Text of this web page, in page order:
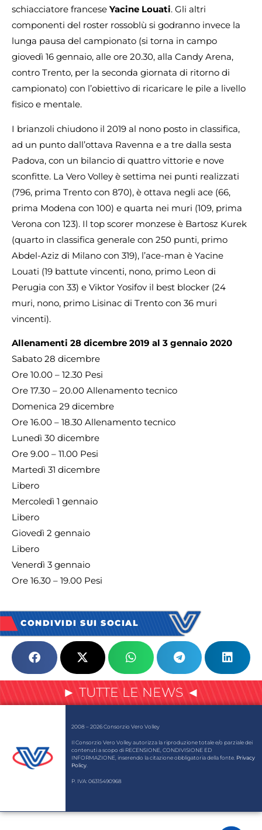
schiacciatore francese Yacine Louati. Gli altri
componenti del roster rossoblù si godranno invece la
lunga pausa del campionato (si torna in campo
giovedì 16 gennaio, alle ore 20.30, alla Candy Arena,
contro Trento, per la seconda giornata di ritorno di
campionato) con l’obiettivo di ricaricare le pile a livello
fisico e mentale.
I brianzoli chiudono il 2019 al nono posto in classifica,
ad un punto dall’ottava Ravenna e a tre dalla sesta
Padova, con un bilancio di quattro vittorie e nove
sconfitte. La Vero Volley è settima nei punti realizzati
(796, prima Trento con 870), è ottava negli ace (66,
prima Modena con 100) e quarta nei muri (109, prima
Verona con 123). Il top scorer monzese è Bartosz Kurek
(quarto in classifica generale con 250 punti, primo
Abdel-Aziz di Milano con 319), l’ace-man è Yacine
Louati (19 battute vincenti, nono, primo Leon di
Perugia con 33) e Viktor Yosifov il best blocker (24
muri, nono, primo Lisinac di Trento con 36 muri
vincenti).
Allenamenti 28 dicembre 2019 al 3 gennaio 2020
Sabato 28 dicembre
Ore 10.00 – 12.30 Pesi
Ore 17.30 – 20.00 Allenamento tecnico
Domenica 29 dicembre
Ore 16.00 – 18.30 Allenamento tecnico
Lunedì 30 dicembre
Ore 9.00 – 11.00 Pesi
Martedì 31 dicembre
Libero
Mercoledì 1 gennaio
Libero
Giovedì 2 gennaio
Libero
Venerdì 3 gennaio
Ore 16.30 – 19.00 Pesi
CONDIVIDI SUI SOCIAL
► TUTTE LE NEWS ◄
2008 – 2026 Consorzio Vero Volley
Il Consorzio Vero Volley autorizza la riproduzione totale e/o parziale dei
contenuti a scopo di RECENSIONE, CONDIVISIONE ED
INFORMAZIONE, inserendo la citazione obbligatoria della fonte. Privacy
Policy
P. IVA: 06315490968